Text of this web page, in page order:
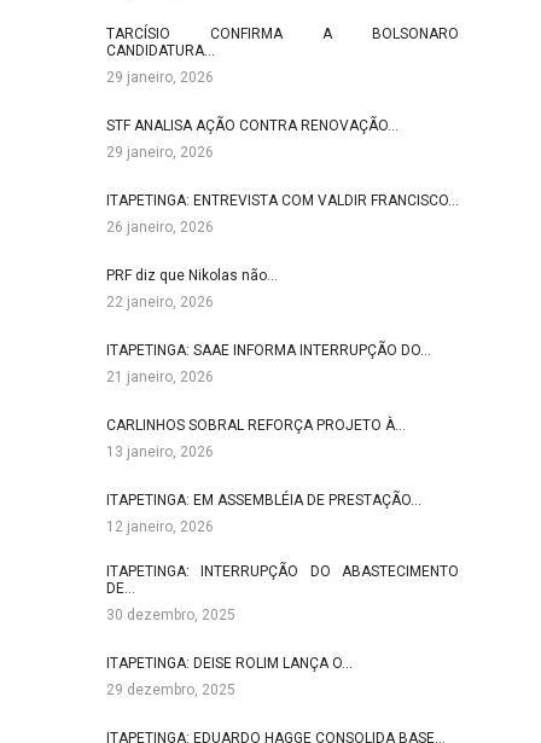
TARCÍSIO CONFIRMA A BOLSONARO
CANDIDATURA…
29 janeiro, 2026
STF ANALISA AÇÃO CONTRA RENOVAÇÃO…
29 janeiro, 2026
ITAPETINGA: ENTREVISTA COM VALDIR FRANCISCO…
26 janeiro, 2026
PRF diz que Nikolas não…
22 janeiro, 2026
ITAPETINGA: SAAE INFORMA INTERRUPÇÃO DO…
21 janeiro, 2026
CARLINHOS SOBRAL REFORÇA PROJETO À…
13 janeiro, 2026
ITAPETINGA: EM ASSEMBLÉIA DE PRESTAÇÃO…
12 janeiro, 2026
ITAPETINGA: INTERRUPÇÃO DO ABASTECIMENTO
DE…
30 dezembro, 2025
ITAPETINGA: DEISE ROLIM LANÇA O…
29 dezembro, 2025
ITAPETINGA: EDUARDO HAGGE CONSOLIDA BASE…